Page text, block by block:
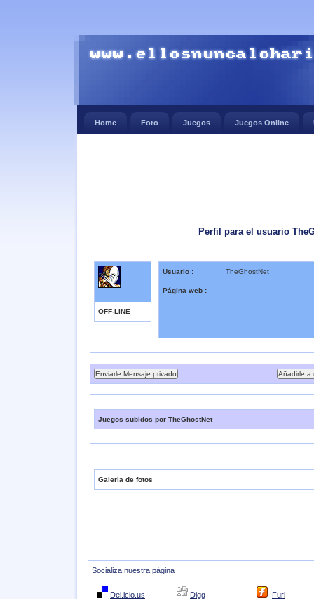
Home Foro Juegos Juegos Online
Perfil para el usuario
OFF-LINE
Usuario : TheGhostNet
Página web :
Juegos subidos por TheGhostNet
Galeria de fotos
Socializa nuestra página
Del.icio.us Digg Furl